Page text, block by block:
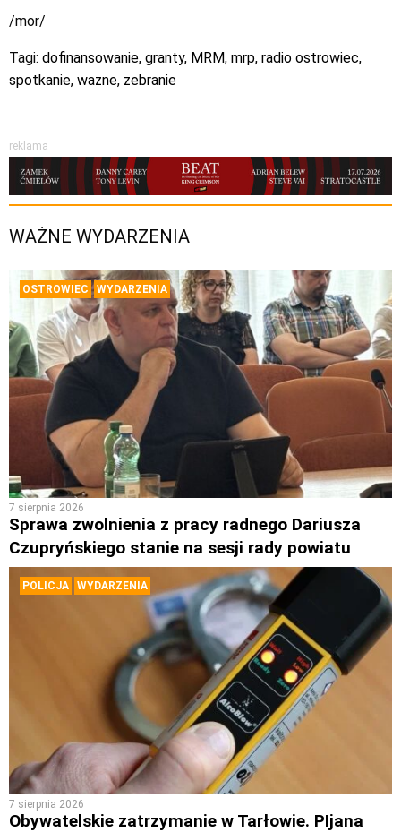
/mor/
Tagi: dofinansowanie, granty, MRM, mrp, radio ostrowiec,
spotkanie, wazne, zebranie
reklama
WAŻNE WYDARZENIA
OSTROWIEC WYDARZENIA
7 sierpnia 2026
Sprawa zwolnienia z pracy radnego Dariusza
Czupryńskiego stanie na sesji rady powiatu
POLICJA WYDARZENIA
7 sierpnia 2026
Obywatelskie zatrzymanie w Tarłowie. PIjana